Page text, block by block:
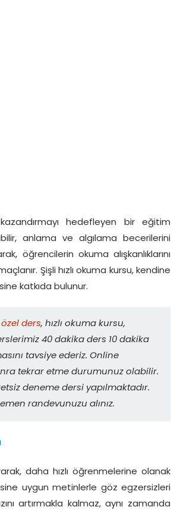
hedefleyen bir eğitim
anlama ve algılama becerilerini
öğrencilerin okuma alışkanlıklarını
Şişli hızlı okuma kursu, kendine
katkıda bulunur.
özel ders, hızlı okuma kursu,
40 dakika ders 10 dakika
tavsiye ederiz. Online
tekrar etme durumunuz olabilir.
deneme dersi yapılmaktadır.
randevunuzu alınız.
daha hızlı öğrenmelerine olanak
uygun metinlerle göz egzersizleri
artırmakla kalmaz, aynı zamanda